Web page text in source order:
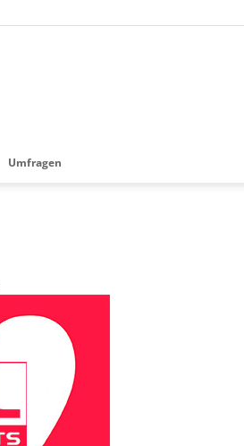
Umfragen